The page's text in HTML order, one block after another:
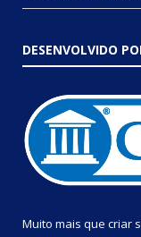
DESENVOLVIDO
Muito mais que criar